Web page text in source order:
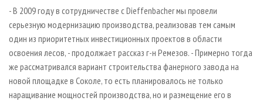
- В 2009 году в сотрудничестве с Dieffenbacher мы провели
серьезную модернизацию производства, реализовав тем самым
один из приоритетных инвестиционных проектов в области
освоения лесов, - продолжает рассказ г-н Ремезов. - Примерно тогда
же рассматривался вариант строительства фанерного завода на
новой площадке в Соколе, то есть планировалось не только
наращивание мощностей производства, но и размещение его в